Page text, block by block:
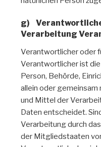
g)
Verarbeitung
Verantwortlicher oder
Verantwortlicher ist
Person, Behörde,
allein oder gemeinsam
und Mittel der
Daten entscheidet.
Verarbeitung durch
der Mitgliedstaaten